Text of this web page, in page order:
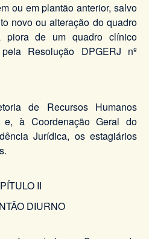
ou em plantão anterior, salvo
novo ou alteração do quadro
piora de um quadro clínico
Resolução DPGERJ nº
de Recursos Humanos
e, à Coordenação Geral do
Jurídica, os estagiários
II
DIURNO